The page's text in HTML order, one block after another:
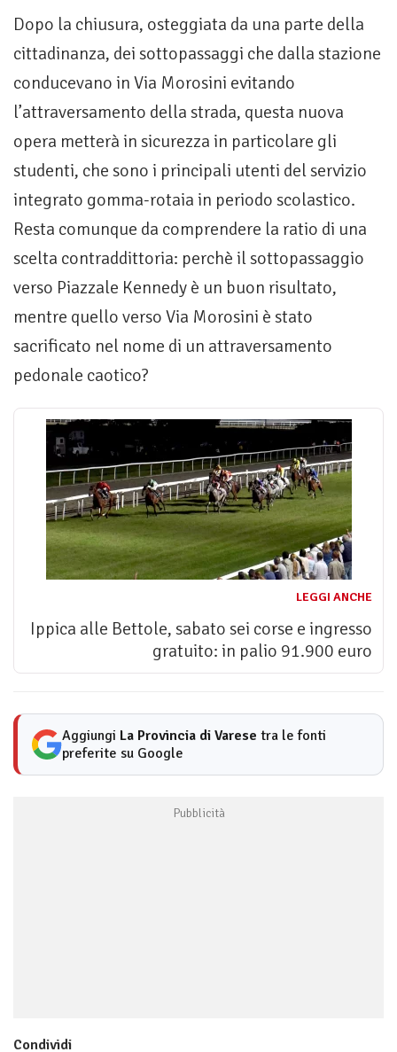
Dopo la chiusura, osteggiata da una parte della
cittadinanza, dei sottopassaggi che dalla stazione
conducevano in Via Morosini evitando
l’attraversamento della strada, questa nuova
opera metterà in sicurezza in particolare gli
studenti, che sono i principali utenti del servizio
integrato gomma-rotaia in periodo scolastico.
Resta comunque da comprendere la ratio di una
scelta contraddittoria: perchè il sottopassaggio
verso Piazzale Kennedy è un buon risultato,
mentre quello verso Via Morosini è stato
sacrificato nel nome di un attraversamento
pedonale caotico?
LEGGI ANCHE
Ippica alle Bettole, sabato sei corse e ingresso
gratuito: in palio 91.900 euro
Aggiungi La Provincia di Varese tra le fonti
preferite su Google
Condividi